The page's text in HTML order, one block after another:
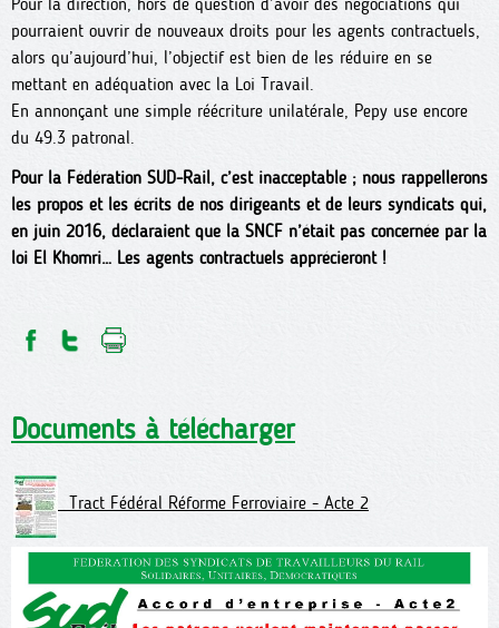
pourraient ouvrir de nouveaux droits pour les agents contractuels,
alors qu’aujourd’hui, l’objectif est bien de les réduire en se
mettant en adéquation avec la Loi Travail.
En annonçant une simple réécriture unilatérale, Pepy use encore
du 49.3 patronal.
Pour la Fédération SUD-Rail, c’est inacceptable ; nous rappellerons
les propos et les écrits de nos dirigeants et de leurs syndicats qui,
en juin 2016, déclaraient que la SNCF n’était pas concernée par la
loi El Khomri… Les agents contractuels apprécieront !
Documents à télécharger
Tract Fédéral Réforme Ferroviaire - Acte 2